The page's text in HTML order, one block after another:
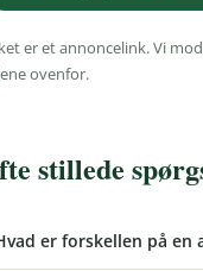
er et annoncelink. Vi
ovenfor.
stillede
er forskellen på